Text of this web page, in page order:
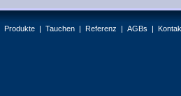
Produkte | Tauchen | Referenz | AGBs |